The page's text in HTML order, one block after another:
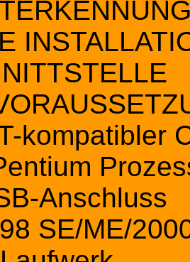
kompatibler
Anschluss
SE/ME/